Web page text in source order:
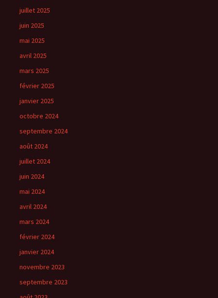
juillet 2025
juin 2025
mai 2025
avril 2025
mars 2025
février 2025
janvier 2025
octobre 2024
septembre 2024
août 2024
juillet 2024
juin 2024
mai 2024
avril 2024
mars 2024
février 2024
janvier 2024
novembre 2023
septembre 2023